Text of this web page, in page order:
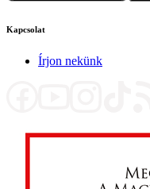
Kapcsolat
Írjon nekünk